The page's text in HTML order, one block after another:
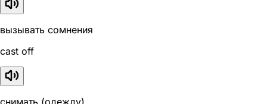
вызывать сомнения
cast off